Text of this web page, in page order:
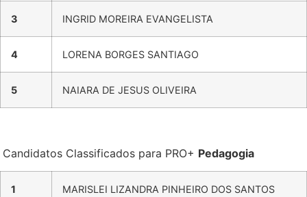
3 INGRID MOREIRA EVANGELISTA
4 LORENA BORGES SANTIAGO
5 NAIARA DE JESUS OLIVEIRA
Candidatos Classificados para PRO+ Pedagogia
1 MARISLEI LIZANDRA PINHEIRO DOS SANTOS